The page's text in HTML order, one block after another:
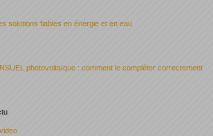
solutions fiables en énergie et en eau
photovoltaïque : comment le compléter correctement